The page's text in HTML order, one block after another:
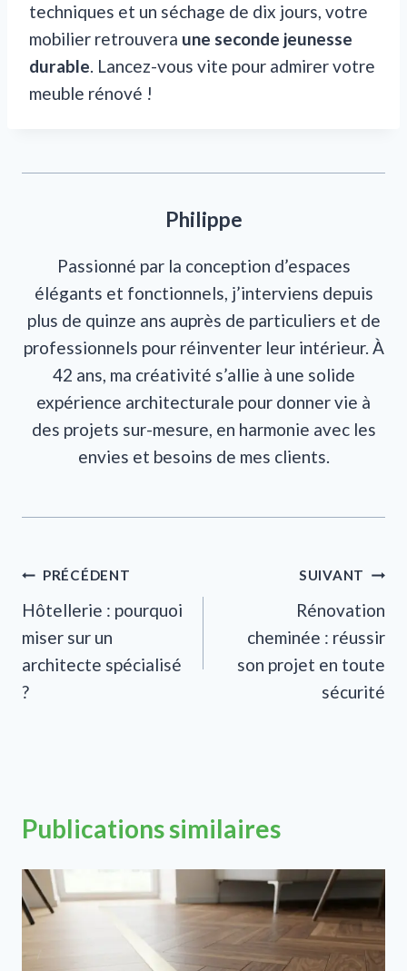
techniques et un séchage de dix jours, votre
mobilier retrouvera une seconde jeunesse
durable. Lancez-vous vite pour admirer votre
meuble rénové !
Philippe
Passionné par la conception d’espaces
élégants et fonctionnels, j’interviens depuis
plus de quinze ans auprès de particuliers et de
professionnels pour réinventer leur intérieur. À
42 ans, ma créativité s’allie à une solide
expérience architecturale pour donner vie à
des projets sur-mesure, en harmonie avec les
envies et besoins de mes clients.
Navigation
de
l’article
PRÉCÉDENT
Hôtellerie : pourquoi
miser sur un
architecte spécialisé
?
SUIVANT
Rénovation
cheminée : réussir
son projet en toute
sécurité
Publications similaires